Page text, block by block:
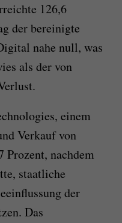
126,6
der bereinigte
nahe null, was
als der von
einem
Verkauf von
nachdem
staatliche
der
Das